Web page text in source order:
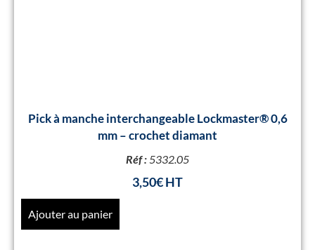
Pick à manche interchangeable Lockmaster® 0,6
mm – crochet diamant
Réf :5332.05
3,50€
Ajouter au panier